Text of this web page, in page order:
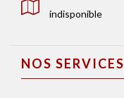
indisponible
NOS SERVICES